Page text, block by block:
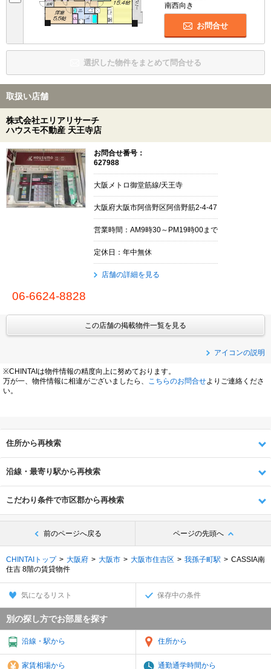
南西向き
お問合せ
選択した物件をまとめて問合せる
取扱い店舗
株式会社エリアリサーチ
ハウスモ不動産 天王寺店
お問合せ番号：
627988
大阪メトロ御堂筋線/天王寺
大阪府大阪市阿倍野区阿倍野筋2-4-47
営業時間：AM9時30～PM19時00まで
定休日：年中無休
店舗の詳細を見る
06-6624-8828
この店舗の掲載物件一覧を見る
アイコンの説明
※CHINTAIは物件情報の精度向上に努めております。
万が一、物件情報に相違がございましたら、
こちらのお問合せよりご連絡くださ
い。
住所から再検索
沿線・最寄り駅から再検索
こだわり条件で市区郡から再検索
前のページへ戻る ページの先頭へ
CHINTAIトップ 大阪府 大阪市 大阪市住吉区 我孫子町駅
CASSIA南
住吉 8階の賃貸物件
気になるリスト 保存中の条件
別の探し方でお部屋を探す
沿線・駅から 住所から
家賃相場から 通勤通学時間から